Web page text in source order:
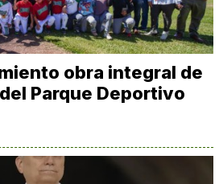
obra integral de
Parque Deportivo